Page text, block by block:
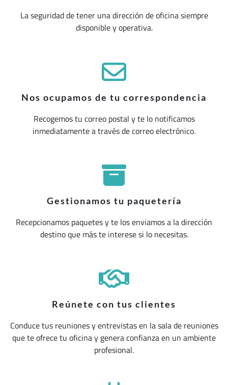
La seguridad de tener una dirección de oficina siempre
disponible y operativa.
Nos ocupamos de tu correspondencia
Recogemos tu correo postal y te lo notificamos
inmediatamente a través de correo electrónico.
Gestionamos tu paquetería
Recepcionamos paquetes y te los enviamos a la dirección
destino que más te interese si lo necesitas.
Reúnete con tus clientes
Conduce tus reuniones y entrevistas en la sala de reuniones
que te ofrece tu oficina y genera confianza en un ambiente
profesional.